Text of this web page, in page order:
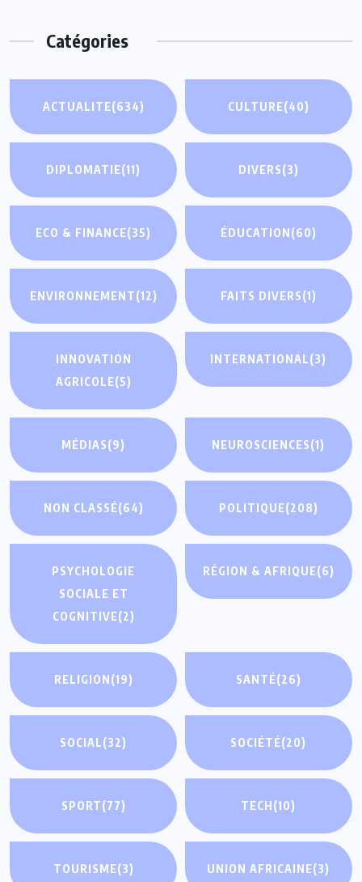
Catégories
ACTUALITE(634) CULTURE(40)
DIPLOMATIE(11) DIVERS(3)
ECO & FINANCE(35) ÉDUCATION(60)
ENVIRONNEMENT(12) FAITS DIVERS(1)
INNOVATION
AGRICOLE(5)
INTERNATIONAL(3)
MÉDIAS(9) NEUROSCIENCES(1)
NON CLASSÉ(64) POLITIQUE(208)
PSYCHOLOGIE
SOCIALE ET
COGNITIVE(2)
RÉGION & AFRIQUE(6)
RELIGION(19) SANTÉ(26)
SOCIAL(32) SOCIÉTÉ(20)
SPORT(77) TECH(10)
TOURISME(3) UNION AFRICAINE(3)